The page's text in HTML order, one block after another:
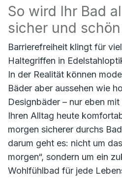
So wird Ihr Bad
sicher und schön
Barrierefreiheit klingt für
Haltegriffen in
In der Realität können
Bäder aber aussehen wie
Designbäder – nur eben
Ihren Alltag heute
morgen sicherer durchs
darum geht es: nicht um
morgen“, sondern um ein
Wohlfühlbad für jede